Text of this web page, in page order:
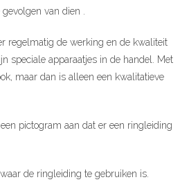
van dien .
regelmatig de werking en de kwaliteit
speciale apparaatjes in de handel. Met
maar dan is alleen een kwalitatieve
pictogram aan dat er een ringleiding
de ringleiding te gebruiken is.